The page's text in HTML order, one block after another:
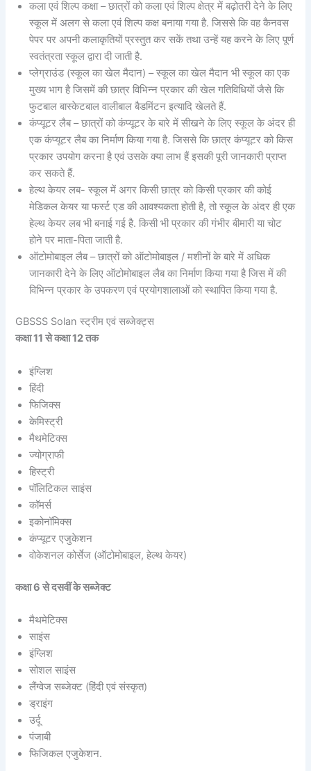
कला एवं शिल्प कक्षा – छात्रों को कला एवं शिल्प क्षेत्र में बढ़ोतरी देने के लिए
स्कूल में अलग से कला एवं शिल्प कक्ष बनाया गया है. जिससे कि वह कैनवस
पेपर पर अपनी कलाकृतियों प्रस्तुत कर सकें तथा उन्हें यह करने के लिए पूर्ण
स्वतंत्रता स्कूल द्वारा दी जाती है.
प्लेग्राउंड (स्कूल का खेल मैदान) – स्कूल का खेल मैदान भी स्कूल का एक
मुख्य भाग है जिसमें की छात्र विभिन्न प्रकार की खेल गतिविधियों जैसे कि
फुटबाल बास्केटबाल वालीबाल बैडमिंटन इत्यादि खेलते हैं.
कंप्यूटर लैब – छात्रों को कंप्यूटर के बारे में सीखने के लिए स्कूल के अंदर ही
एक कंप्यूटर लैब का निर्माण किया गया है. जिससे कि छात्र कंप्यूटर को किस
प्रकार उपयोग करना है एवं उसके क्या लाभ हैं इसकी पूरी जानकारी प्राप्त
कर सकते हैं.
हेल्थ केयर लब- स्कूल में अगर किसी छात्र को किसी प्रकार की कोई
मेडिकल केयर या फर्स्ट एड की आवश्यकता होती है, तो स्कूल के अंदर ही एक
हेल्थ केयर लब भी बनाई गई है. किसी भी प्रकार की गंभीर बीमारी या चोट
होने पर माता-पिता जाती है.
ऑटोमोबाइल लैब – छात्रों को ऑटोमोबाइल / मशीनों के बारे में अधिक
जानकारी देने के लिए ऑटोमोबाइल लैब का निर्माण किया गया है जिस में की
विभिन्न प्रकार के उपकरण एवं प्रयोगशालाओं को स्थापित किया गया है.
GBSSS Solan स्ट्रीम एवं सब्जेक्ट्स
कक्षा 11 से कक्षा 12 तक
इंग्लिश
हिंदी
फिजिक्स
केमिस्ट्री
मैथमेटिक्स
ज्योग्राफी
हिस्ट्री
पॉलिटिकल साइंस
कॉमर्स
इकोनॉमिक्स
कंप्यूटर एजुकेशन
वोकेशनल कोर्सेज (ऑटोमोबाइल, हेल्थ केयर)
कक्षा 6 से दसवीं के सब्जेक्ट
मैथमेटिक्स
साइंस
इंग्लिश
सोशल साइंस
लैंग्वेज सब्जेक्ट (हिंदी एवं संस्कृत)
ड्राइंग
उर्दू
पंजाबी
फिजिकल एजुकेशन.